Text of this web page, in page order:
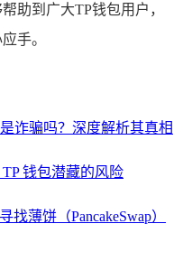
助到广大TP钱包用户，
手。
诈骗吗？深度解析其真相
钱包潜藏的风险
薄饼（PancakeSwap）